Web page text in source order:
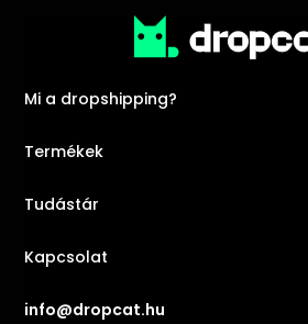
Mi a dropshipping?
Termékek
Tudástár
Kapcsolat
info@dropcat.hu